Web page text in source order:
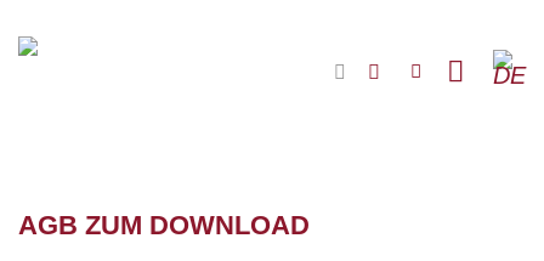
Inhalt
AGB ZUM DOWNLOAD